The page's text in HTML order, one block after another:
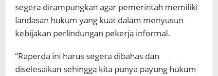
segera dirampungkan agar pemerintah memiliki
landasan hukum yang kuat dalam menyusun
kebijakan perlindungan pekerja informal.
“Raperda ini harus segera dibahas dan
diselesaikan sehingga kita punya payung hukum